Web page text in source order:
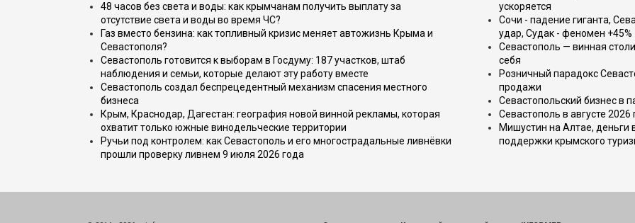
48 часов без света и воды: как крымчанам получить выплату за
отсутствие света и воды во время ЧС?
Газ вместо бензина: как топливный кризис меняет автожизнь Крыма и
Севастополя?
Севастополь готовится к выборам в Госдуму: 187 участков, штаб
наблюдения и семьи, которые делают эту работу вместе
Севастополь создал беспрецедентный механизм спасения местного
бизнеса
Крым, Краснодар, Дагестан: география новой винной рекламы, которая
охватит только южные винодельческие территории
Ручьи под контролем: как Севастополь и его многострадальные ливнёвки
прошли проверку ливнем 9 июля 2026 года
ускоряется
Сочи - падение гиганта,
удар, Судак - феномен +45%
Севастополь — винная
себя
Розничный парадокс
продажи
Севастопольский бизнес в
Севастополь в августе
Мишустин на Алтае, деньги
поддержки крымского